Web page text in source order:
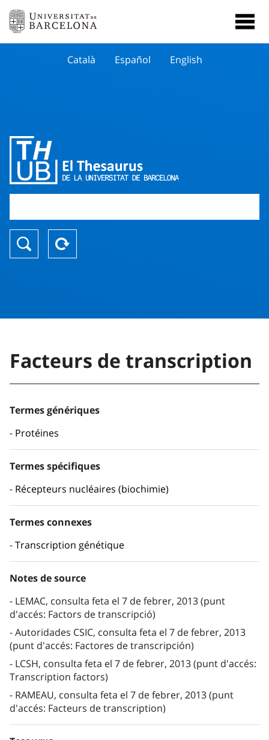
Català Español English
Facteurs de transcription
Termes génériques
Protéines
Termes spécifiques
Récepteurs nucléaires (biochimie)
Termes connexes
Transcription génétique
Notes de source
LEMAC, consulta feta el 7 de febrer, 2013 (punt
d'accés: Factors de transcripció)
Autoridades CSIC, consulta feta el 7 de febrer, 2013
(punt d'accés: Factores de transcripción)
LCSH, consulta feta el 7 de febrer, 2013 (punt d'accés:
Transcription factors)
RAMEAU, consulta feta el 7 de febrer, 2013 (punt
d'accés: Facteurs de transcription)